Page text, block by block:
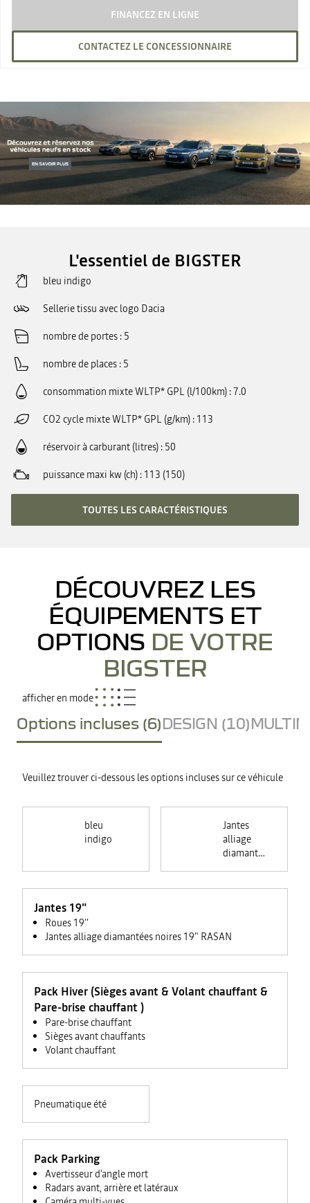
FINANCEZ EN LIGNE
CONTACTEZ LE CONCESSIONNAIRE
L'essentiel de BIGSTER
bleu indigo
Sellerie tissu avec logo Dacia
nombre de portes 5
nombre de places 5
consommation mixte WLTP* GPL (l/100km) 7.0
CO2 cycle mixte WLTP* GPL (g/km) 113
réservoir à carburant (litres) 50
puissance maxi kw (ch) 113 (150)
TOUTES LES CARACTÉRISTIQUES
DÉCOUVREZ LES
ÉQUIPEMENTS ET
OPTIONS DE VOTRE
BIGSTER
afficher en mode
Options incluses (6)DESIGN (10)
Veuillez trouver ci-dessous les options incluses sur ce véhicule
bleu
indigo
Jantes
alliage
diamantées
Jantes 19"
Roues 19''
Jantes alliage diamantées noires 19" RASAN
Pack Hiver (Sièges avant & Volant chauffant &
Pare-brise chauffant )
Pare-brise chauffant
Sièges avant chauffants
Volant chauffant
Pneumatique été
Pack Parking
Avertisseur d'angle mort
Radars avant, arrière et latéraux